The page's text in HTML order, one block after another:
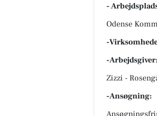
-
Odense
-
-Arbejdsgiver:
Zizzi -
-Ansøgning: